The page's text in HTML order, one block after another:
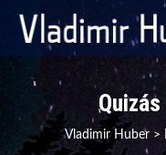
Vladimir Huber>